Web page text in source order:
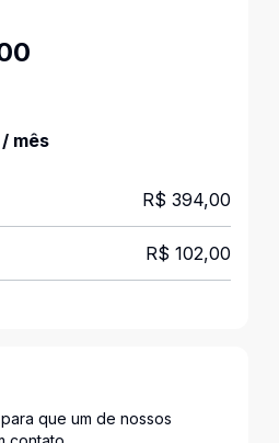
/ mês
R$ 394,00
R$ 102,00
que um de nossos